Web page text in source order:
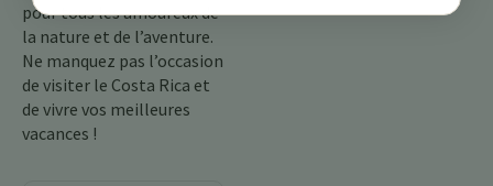
pour tous les amoureux de
la nature et de l’aventure.
Ne manquez pas l’occasion
de visiter le Costa Rica et
de vivre vos meilleures
vacances !